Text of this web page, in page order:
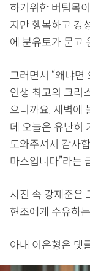
하기위한 버팀목
지만 행복하고 강
에 분유토가 묻고
그러면서 “왜냐면
인생 최고의 크리
으니까요. 새벽에
데 오늘은 유난히
도와주셔서 감사
마스입니다”라는
사진 속 강재준은
현조에게 수유하
아내 이은형은 댓